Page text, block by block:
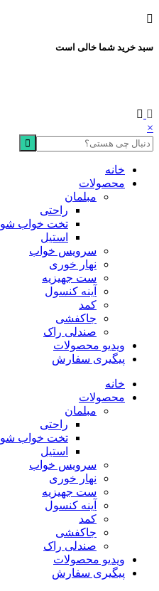
سبد خرید شما خالی است
×
خانه
محصولات
مبلمان
راحتی
تخت خواب شو
استیل
سرویس خواب
نهار خوری
ست جهیزیه
آینه کنسول
کمد
جاکفشی
صندلی راک
ویدیو محصولات
پیگیری سفارش
خانه
محصولات
مبلمان
راحتی
تخت خواب شو
استیل
سرویس خواب
نهار خوری
ست جهیزیه
آینه کنسول
کمد
جاکفشی
صندلی راک
ویدیو محصولات
پیگیری سفارش